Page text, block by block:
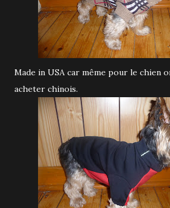
Made in USA car même pour le chien
acheter chinois.